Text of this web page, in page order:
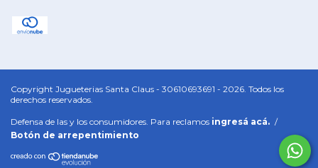
Copyright Jugueterias Santa Claus - 30610693691 - 2026. Todos los
derechos reservados.
Defensa de las y los consumidores. Para reclamos ingresá acá. /
Botón de arrepentimiento